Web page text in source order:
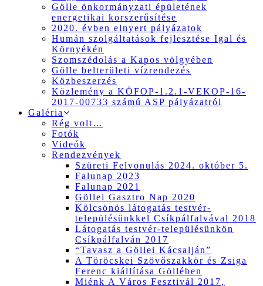
Gölle önkormányzati épületének
energetikai korszerűsítése
2020. évben elnyert pályázatok
Humán szolgáltatások fejlesztése Igal és
Környékén
Szomszédolás a Kapos völgyében
Gölle belterületi vízrendezés
Közbeszerzés
Közlemény a KÖFOP-1.2.1-VEKOP-16-
2017-00733 számú ASP pályázatról
Galéria
Rég volt…
Fotók
Videók
Rendezvények
Szüreti Felvonulás 2024. október 5.
Falunap 2023
Falunap 2021
Göllei Gasztro Nap 2020
Kölcsönös látogatás testvér-
településünkkel Csíkpálfalvával 2018
Látogatás testvér-településünkön
Csíkpálfalván 2017
“Tavasz a Göllei Kácsalján”
A Töröcskei Szövőszakkör és Zsiga
Ferenc kiállítása Göllében
Miénk A Város Fesztivál 2017,